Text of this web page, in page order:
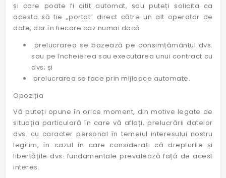
și care poate fi citit automat, sau puteți solicita ca
acesta să fie „portat” direct către un alt operator de
date, dar în fiecare caz numai dacă:
prelucrarea se bazează pe consimțământul dvs.
sau pe încheierea sau executarea unui contract cu
dvs; și
prelucrarea se face prin mijloace automate.
Opoziția
Vă puteți opune în orice moment, din motive legate de
situația particulară în care vă aflați, prelucrării datelor
dvs. cu caracter personal în temeiul interesului nostru
legitim, în cazul în care considerați că drepturile și
libertățile dvs. fundamentale prevalează față de acest
interes.